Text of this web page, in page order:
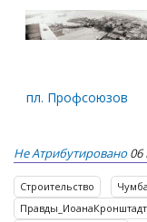
пл. Профсоюзов
Не Атрибутировано 06
Строительство